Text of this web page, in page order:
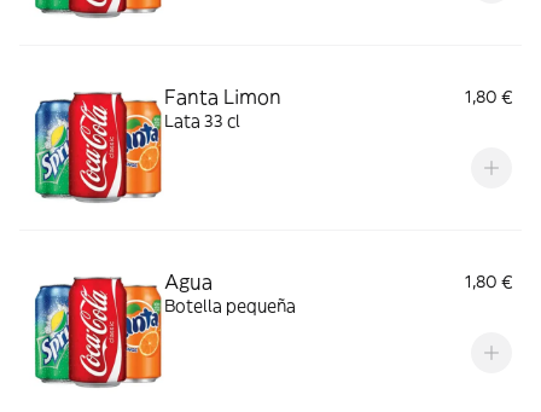
Fanta Limon
1,80 €
Lata 33 cl
Agua
1,80 €
Botella pequeña